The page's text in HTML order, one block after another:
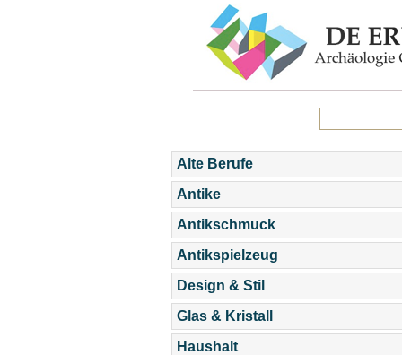
Alte Berufe
Antike
Antikschmuck
Antikspielzeug
Design & Stil
Glas & Kristall
Haushalt